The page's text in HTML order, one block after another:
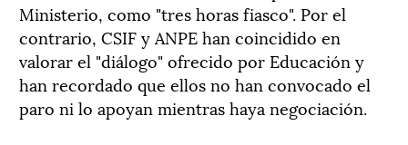
Ministerio, como "tres horas fiasco". Por el
contrario, CSIF y ANPE han coincidido en
valorar el "diálogo" ofrecido por Educación y
han recordado que ellos no han convocado el
paro ni lo apoyan mientras haya negociación.